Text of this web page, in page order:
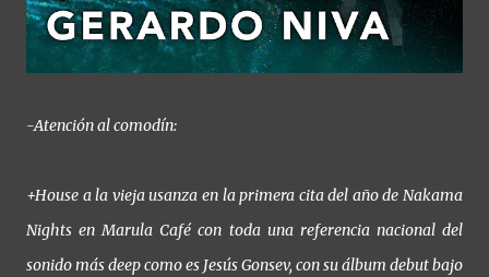
-Atención al comodín:
+House a la vieja usanza en la primera cita del año de Nakama
Nights en Marula Café con toda una referencia nacional del
sonido más deep como es Jesús Gonsev, con su álbum debut bajo